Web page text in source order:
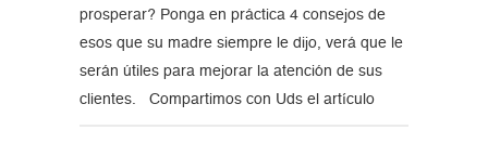
prosperar? Ponga en práctica 4 consejos de
esos que su madre siempre le dijo, verá que le
serán útiles para mejorar la atención de sus
clientes. Compartimos con Uds el artículo